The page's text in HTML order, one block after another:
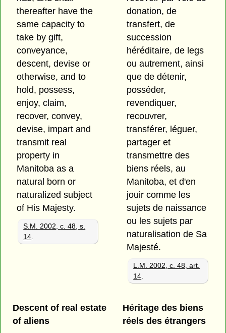
thereafter have the
same capacity to
take by gift,
conveyance,
descent, devise or
otherwise, and to
hold, possess,
enjoy, claim,
recover, convey,
devise, impart and
transmit real
property in
Manitoba as a
natural born or
naturalized subject
of His Majesty.
S.M. 2002, c. 48, s.
14
donation, de
transfert, de
succession
héréditaire, de legs
ou autrement, ainsi
que de détenir,
posséder,
revendiquer,
recouvrer,
transférer, léguer,
partager et
transmettre des
biens réels, au
Manitoba, et d'en
jouir comme les
sujets de naissance
ou les sujets par
naturalisation de Sa
Majesté.
L.M. 2002, c. 48, art.
14
Descent of real estate
of aliens
Héritage des biens
réels des étrangers